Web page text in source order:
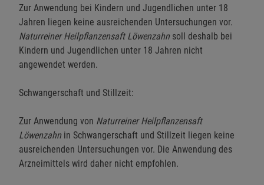
Zur Anwendung bei Kindern und Jugendlichen unter 18
Jahren liegen keine ausreichenden Untersuchungen vor.
Naturreiner Heilpflanzensaft Löwenzahn soll deshalb bei
Kindern und Jugendlichen unter 18 Jahren nicht
angewendet werden.
Schwangerschaft und Stillzeit:
Zur Anwendung von Naturreiner Heilpflanzensaft
Löwenzahn in Schwangerschaft und Stillzeit liegen keine
ausreichenden Untersuchungen vor. Die Anwendung des
Arzneimittels wird daher nicht empfohlen.